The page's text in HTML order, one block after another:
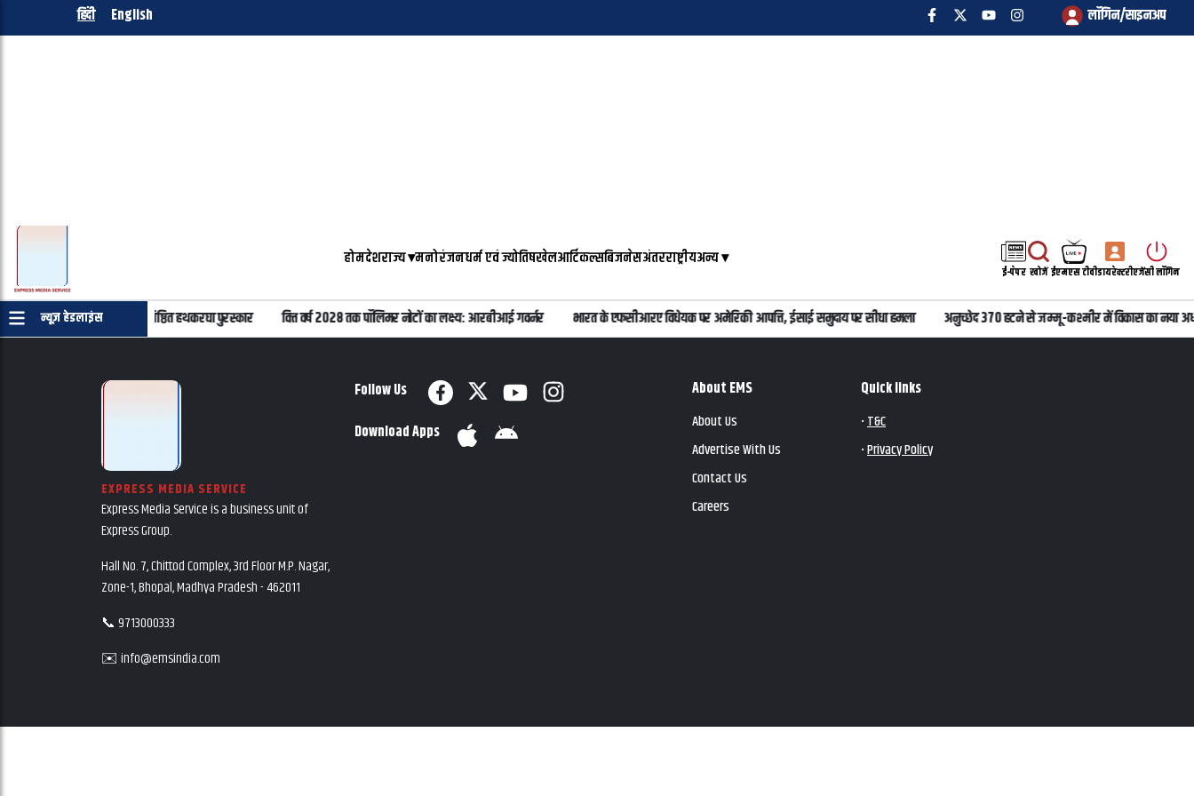
हिंदी English लॉगिन/साइनअप
होमदेशराज्य▾मनोरंजनधर्म एवं ज्योतिषखेलआर्टिकल्सबिजनेसअंतरराष्ट्रीयअन्य▾
ई-पेपर खोजें ईएमएस टीवीडायरेक्टरीएजेंसी लॉगिन
न्यूज़ हेडलाइंस
पर 22 हस्तियों को मिलेंगे प्रतिष्ठित हथकरघा पुरस्कार वित्त वर्ष 2028 तक पॉलिमर नोटों का लक्ष्य: आरबीआई गवर्नर भारत के एफसीआरए विधेयक पर अमेरिकी आपत्ति, ईसाई समुदाय पर सीधा हमला अनुच्छेद 370 हटने से जम्मू-कश्मीर में विकास का नया
EXPRESS MEDIA SERVICE
Express Media Service is a business unit of
Express Group.
Hall No. 7, Chittod Complex, 3rd Floor M.P. Nagar,
Zone-1, Bhopal, Madhya Pradesh - 462011
📞 9713000333
✉️ info@emsindia.com
Follow Us
Download Apps
About EMS
About Us
Advertise With Us
Contact Us
Careers
Quick links
•T&C
•Privacy Policy